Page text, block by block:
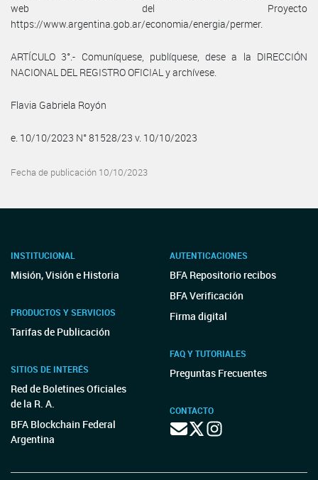
web del Proyecto
https://www.argentina.gob.ar/economia/energia/permer.
ARTÍCULO 3°.- Comuníquese, publíquese, dese a la DIRECCIÓN
NACIONAL DEL REGISTRO OFICIAL y archívese.
Flavia Gabriela Royón
e. 10/10/2023 N° 81528/23 v. 10/10/2023
Fecha de publicación 10/10/2023
INSTITUCIONAL
Misión, Visión e Historia
PRODUCTOS Y SERVICIOS
Tarifas de Publicación
SITIOS DE INTERÉS
Red de Boletines Oficiales
de la R. A.
BFA Blockchain Federal
Argentina
AUTENTICACIONES
BFA Repositorio recibos
BFA Verificación
Firma digital
FAQ Y TUTORIALES
Preguntas Frecuentes
CONTACTO